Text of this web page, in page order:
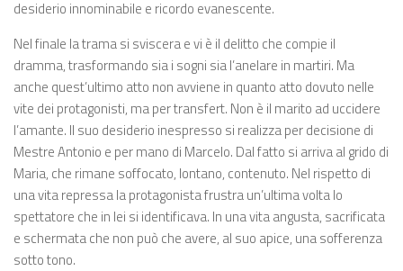
desiderio innominabile e ricordo evanescente.
Nel finale la trama si sviscera e vi è il delitto che compie il
dramma, trasformando sia i sogni sia l’anelare in martiri. Ma
anche quest’ultimo atto non avviene in quanto atto dovuto nelle
vite dei protagonisti, ma per transfert. Non è il marito ad uccidere
l’amante. Il suo desiderio inespresso si realizza per decisione di
Mestre Antonio e per mano di Marcelo. Dal fatto si arriva al grido di
Maria, che rimane soffocato, lontano, contenuto. Nel rispetto di
una vita repressa la protagonista frustra un’ultima volta lo
spettatore che in lei si identificava. In una vita angusta, sacrificata
e schermata che non può che avere, al suo apice, una sofferenza
sotto tono.